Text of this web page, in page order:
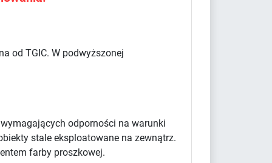
od TGIC. W podwyższonej
odporności na warunki
stale eksploatowane na zewnątrz.
farby proszkowej.